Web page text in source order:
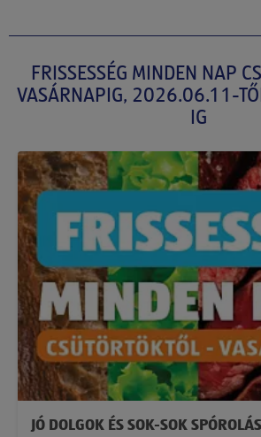
FRISSESSÉG MINDEN NAP
VASÁRNAPIG, 2026.06.11-
IG
JÓ DOLGOK ÉS SOK-SOK